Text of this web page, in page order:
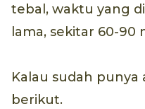
tebal, waktu yang
lama, sekitar 60-90
Kalau sudah
berikut.